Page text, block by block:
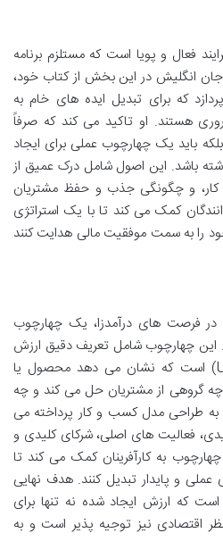
فعال و پویا است که مستلزم برنامه
انگلیش در این بخش از کتاب خود،
که برای تبدیل ایده های خام به
هستند. او تاکید می کند که صرفاً
باید یک چهارچوب عملی برای ایجاد
باشد. این اصول شامل درک عمیق از
و چگونگی جذب و حفظ مشتریان
کمک می کند تا با یک استراتژی
را به سمت موفقیت مالی هدایت کنند
در فرصت های درآمدزا، یک چهارچوب
این چهارچوب شامل تعریف دقیق ارزش
پیشنهادی منحصر به فرد (UVP) است که نشان می دهد محصول یا
گروهی از مشتریان حل می کند و چه
به طراحی مدل کسب و کار پرداخته می
فعالیت های اصلی، شرکای کلیدی و
به کارآفرینان کمک می کند تا
و پایدار تبدیل کنند. هدف نهایی
که ارزش ایجاد شده نه تنها برای
اقتصادی نیز توجیه پذیر است و به